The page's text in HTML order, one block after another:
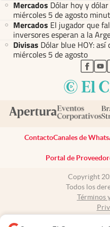
Mercados Dólar hoy y
miércoles 5 de agosto
Mercados El jugador que
inversores esperan a la
Divisas Dólar blue HOY:
miércoles 5 de agosto
abre
ContactoCanales de
Portal de
Copyright
Todos los
Términos